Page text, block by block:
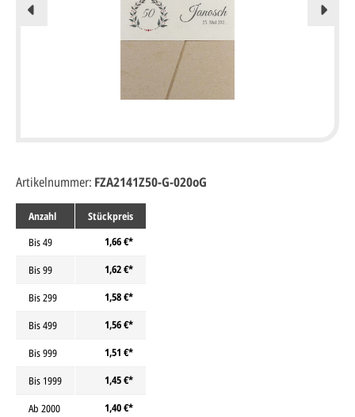
Anzahl
Stückpreis
Bis49
1,66 €*
Bis99
1,62 €*
Bis299
1,58 €*
Bis499
1,56 €*
Bis999
1,51 €*
Bis 1999
1,45 €*
Ab 2000 1,40 €*
Artikelnummer: FZA2141Z50-G-020oG